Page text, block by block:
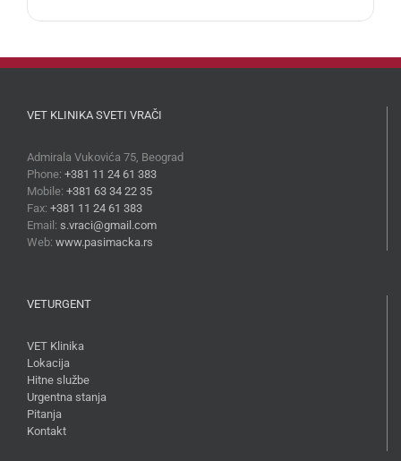
VET KLINIKA SVETI VRAČI
Admirala Vukovića 75, Beograd
Phone: +381 11 24 61 383
Mobile: +381 63 34 22 35
Fax: +381 11 24 61 383
Email: s.vraci@gmail.com
Web: www.pasimacka.rs
VETURGENT
VET Klinika
Lokacija
Hitne službe
Urgentna stanja
Pitanja
Kontakt